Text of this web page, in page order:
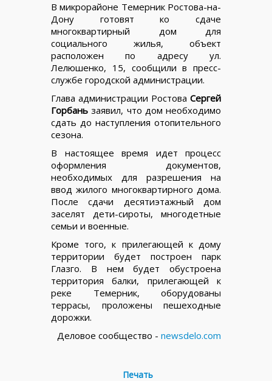
В микрорайоне Темерник Ростова-на-
Дону готовят ко сдаче
многоквартирный дом для
социального жилья, объект
расположен по адресу ул.
Лелюшенко, 15, сообщили в пресс-
службе городской администрации.
Глава администрации Ростова Сергей
Горбань заявил, что дом необходимо
сдать до наступления отопительного
сезона.
В настоящее время идет процесс
оформления документов,
необходимых для разрешения на
ввод жилого многоквартирного дома.
После сдачи десятиэтажный дом
заселят дети-сироты, многодетные
семьи и военные.
Кроме того, к прилегающей к дому
территории будет построен парк
Глазго. В нем будет обустроена
территория балки, прилегающей к
реке Темерник, оборудованы
террасы, проложены пешеходные
дорожки.
Деловое сообщество - newsdelo.com
Печать